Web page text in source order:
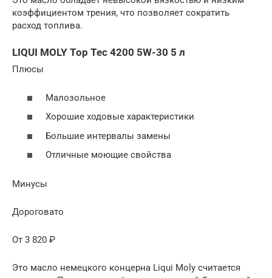
коэффициентом трения, что позволяет сократить
расход топлива.
LIQUI MOLY Top Tec 4200 5W-30 5 л
Плюсы
Малозольное
Хорошие ходовые характеристики
Большие интервалы замены
Отличные моющие свойства
Минусы
Дороговато
От 3 820 ₽
Это масло немецкого концерна Liqui Moly считается